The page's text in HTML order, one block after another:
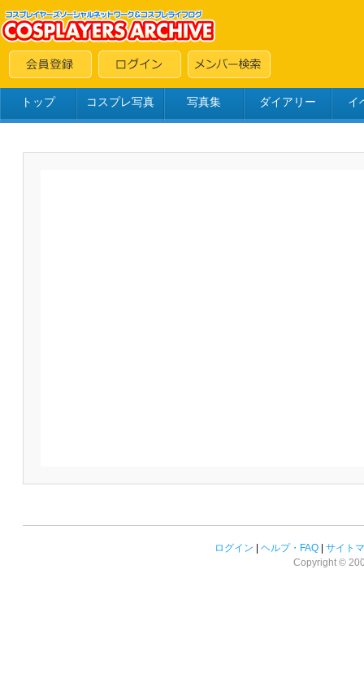
トップ コスプレ写真 写真集 ダイアリー イ
ログイン ヘルプ・FAQ
サイト
Copyright ©